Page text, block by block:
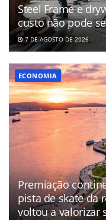
Steel Frame e
custo não pode
7 DE AGOSTO DE 2026
ECONOMIA
Premiação
pista de skate da
voltou a valorizar